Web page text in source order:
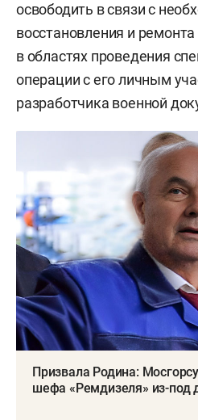
освободить в связи с
восстановления и
в областях проведения
операции с его личным
разработчика военной
Призвала Родина:
шефа «Ремдизеля» из-под